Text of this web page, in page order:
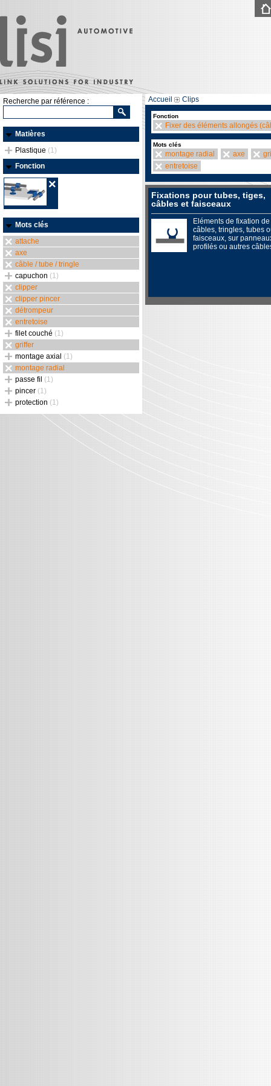
Recherche par référence :
Matières
Plastique (1)
Fonction
Mots clés
attache
axe
câble / tube / tringle
capuchon (1)
clipper
clipper pincer
détrompeur
entretoise
filet couché (1)
griffer
montage axial (1)
montage radial
passe fil (1)
pincer (1)
protection (1)
Accueil Clips
Fonction
Fixer des éléments allongés
Mots clés
montage radial axe
entretoise
Fixations pour tubes, tiges,
câbles et faisceaux
Eléments de fixation de
câbles, tringles, tubes
faisceaux, sur
profilés ou autres